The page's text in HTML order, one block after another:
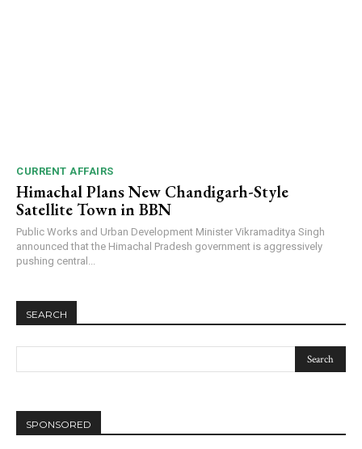
CURRENT AFFAIRS
Himachal Plans New Chandigarh-Style
Satellite Town in BBN
Public Works and Urban Development Minister Vikramaditya Singh
announced that the Himachal Pradesh government is aggressively
pushing central...
SEARCH
SPONSORED